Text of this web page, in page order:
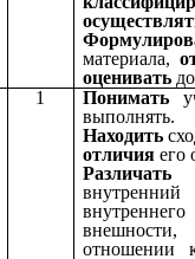
материала,
оценивать
1 Понимать
выполнять.
Находить
отличия его
отношении